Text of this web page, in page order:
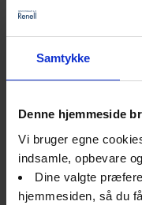
Samtykke
Denne hjemmeside
Vi bruger egne
indsamle, opbevare
Dine valgte
hjemmesiden, så du
En rengøringsaftale hos
sikre, at jeres behov og
at have en tæt
fleksibilitet meget højt, og
rengøring af lokaler.